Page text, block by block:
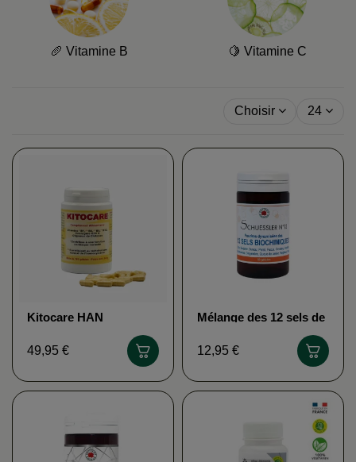
🥖 Vitamine B 🍋 Vitamine C
Choisir 24
Kitocare HAN
49,95 €
Mélange des 12 sels de
ENERGY
12,95 €